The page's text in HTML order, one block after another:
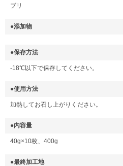
ブリ
●添加物
●保存方法
-18℃以下で保存してください。
●使用方法
加熱してお召し上がりください。
●内容量
40g×10枚、400g
●最終加工地